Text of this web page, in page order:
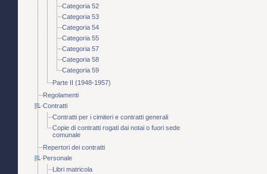
Categoria 52
Categoria 53
Categoria 54
Categoria 55
Categoria 57
Categoria 58
Categoria 59
Parte II (1948-1957)
Regolamenti
Contratti
Contratti per i cimiteri e contratti generali
Copie di contratti rogati dai notai o fuori sede
comunale
Repertori dei contratti
Personale
Libri matricola